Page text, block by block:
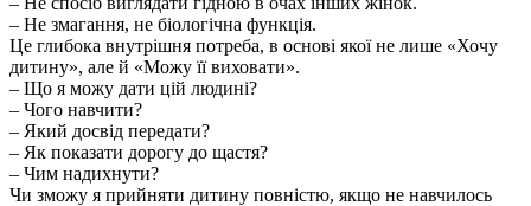
– Не змагання, не біологічна функція.
Це глибока внутрішня потреба, в основі якої не лише «Хочу
дитину», але й «Можу її виховати».
– Що я можу дати цій людині?
– Чого навчити?
– Який досвід передати?
– Як показати дорогу до щастя?
– Чим надихнути?
Чи зможу я прийняти дитину повністю, якщо не навчилось